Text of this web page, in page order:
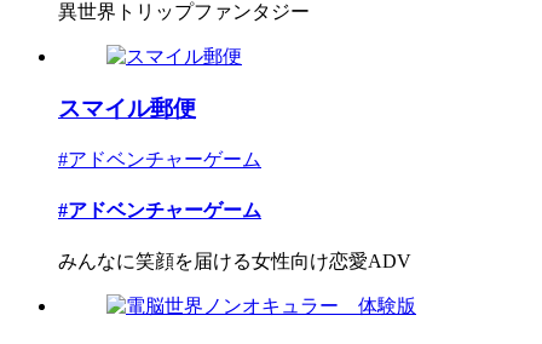
異世界トリップファンタジー
スマイル郵便
#アドベンチャーゲーム
#アドベンチャーゲーム
みんなに笑顔を届ける女性向け恋愛ADV